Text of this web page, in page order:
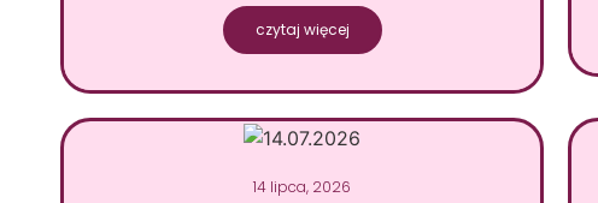
czytaj więcej
14 lipca, 2026